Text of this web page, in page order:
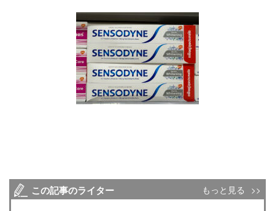
この記事のライター もっと見る